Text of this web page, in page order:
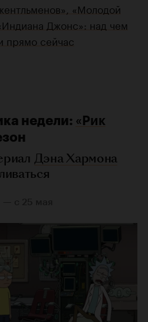
«Молодой
Джонс»: над чем
прямо сейчас
недели: «Рик
Дэна Хармона